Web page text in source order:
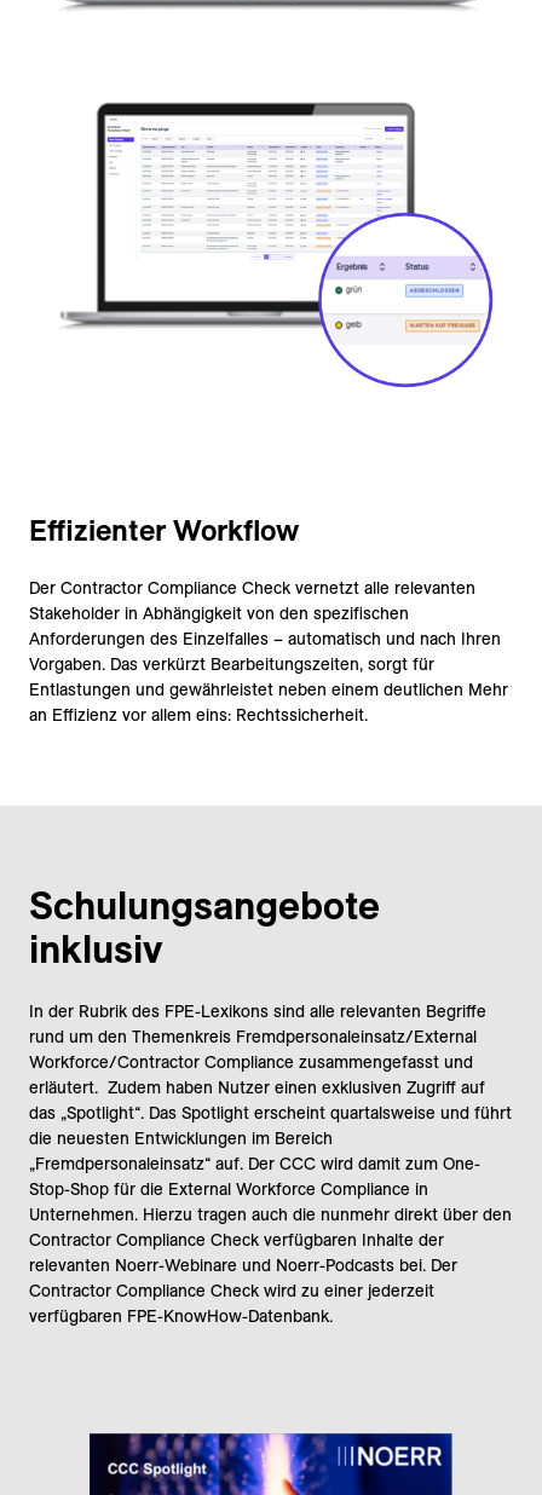
Effizienter Workflow
Der Contractor Compliance Check vernetzt alle relevanten
Stakeholder in Abhängigkeit von den spezifischen
Anforderungen des Einzelfalles – automatisch und nach Ihren
Vorgaben. Das verkürzt Bearbeitungszeiten, sorgt für
Entlastungen und gewährleistet neben einem deutlichen Mehr
an Effizienz vor allem eins: Rechtssicherheit.
Schulungsangebote
inklusiv
In der Rubrik des FPE-Lexikons sind alle relevanten Begriffe
rund um den Themenkreis Fremdpersonaleinsatz/External
Workforce/Contractor Compliance zusammengefasst und
erläutert. Zudem haben Nutzer einen exklusiven Zugriff auf
das „Spotlight“. Das Spotlight erscheint quartalsweise und führt
die neuesten Entwicklungen im Bereich
„Fremdpersonaleinsatz“ auf. Der CCC wird damit zum One-
Stop-Shop für die External Workforce Compliance in
Unternehmen. Hierzu tragen auch die nunmehr direkt über den
Contractor Compliance Check verfügbaren Inhalte der
relevanten Noerr-Webinare und Noerr-Podcasts bei. Der
Contractor Compliance Check wird zu einer jederzeit
verfügbaren FPE-KnowHow-Datenbank.